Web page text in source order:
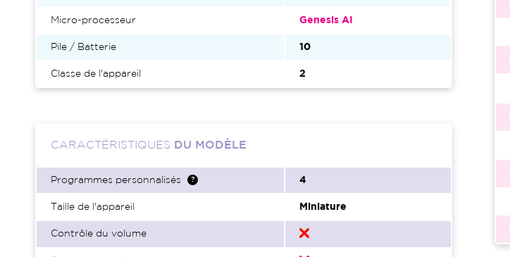
Micro-processeur Genesis AI
Pile / Batterie 10
Classe de l'appareil 2
CARACTÉRISTIQUES DU MODÈLE
Programmes personnalisés 4
Taille de l'appareil Miniature
Contrôle du volume